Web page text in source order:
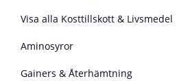
Visa alla Kosttillskott & Livsmedel
Aminosyror
Gainers & Återhämtning